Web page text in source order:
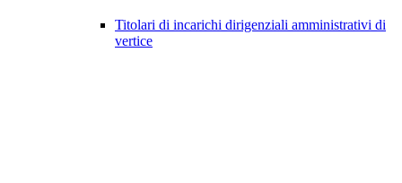
Titolari di incarichi dirigenziali amministrativi di
vertice